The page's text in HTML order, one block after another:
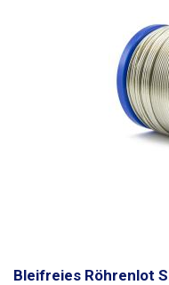
Bleifreies Röhrenlot